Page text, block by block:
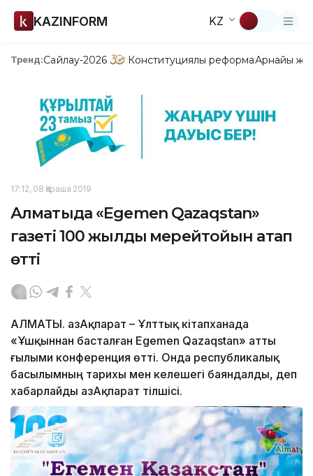
KAZINFORM KZ
Тренд:Сайлау-2026 Конституциялық реформаАрнайы
17:12, 08 Қараша 2019
Алматыда «Egemen Qazaqstan»
газеті 100 жылдық мерейтойын атап
өтті
АЛМАТЫ. ҚазАқпарат – Ұлттық кітапханада
«Ұшқыннан басталған Egemen Qazaqstan» атты
ғылыми конференция өтті. Онда республикалық
басылымның тарихы мен келешегі баяндалды, деп
хабарлайды ҚазАқпарат тілшісі.